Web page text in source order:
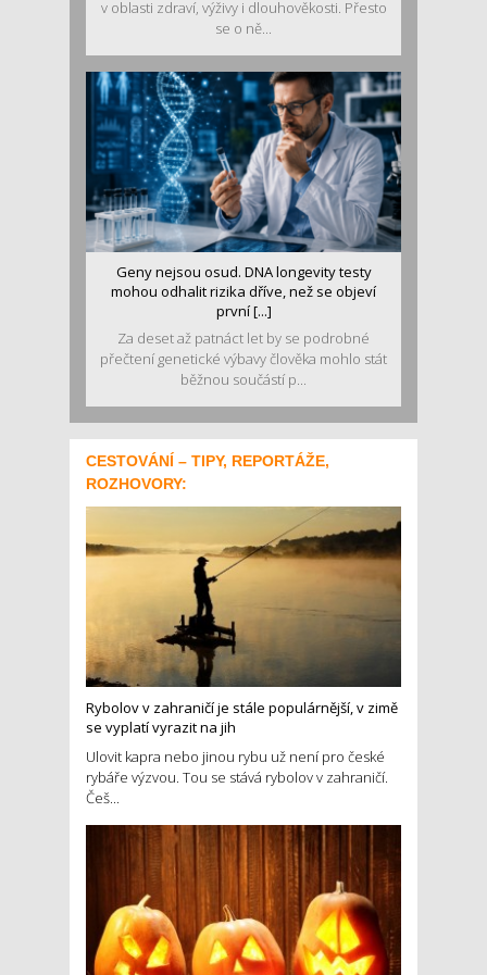
v oblasti zdraví, výživy i dlouhověkosti. Přesto
se o ně...
Geny nejsou osud. DNA longevity testy
mohou odhalit rizika dříve, než se objeví
první [...]
Za deset až patnáct let by se podrobné
přečtení genetické výbavy člověka mohlo stát
běžnou součástí p...
CESTOVÁNÍ – TIPY, REPORTÁŽE,
ROZHOVORY:
Rybolov v zahraničí je stále populárnější, v zimě
se vyplatí vyrazit na jih
Ulovit kapra nebo jinou rybu už není pro české
rybáře výzvou. Tou se stává rybolov v zahraničí.
Češ...